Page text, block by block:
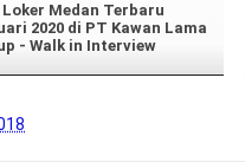
Medan Terbaru
2020 di PT Kawan Lama
- Walk in Interview